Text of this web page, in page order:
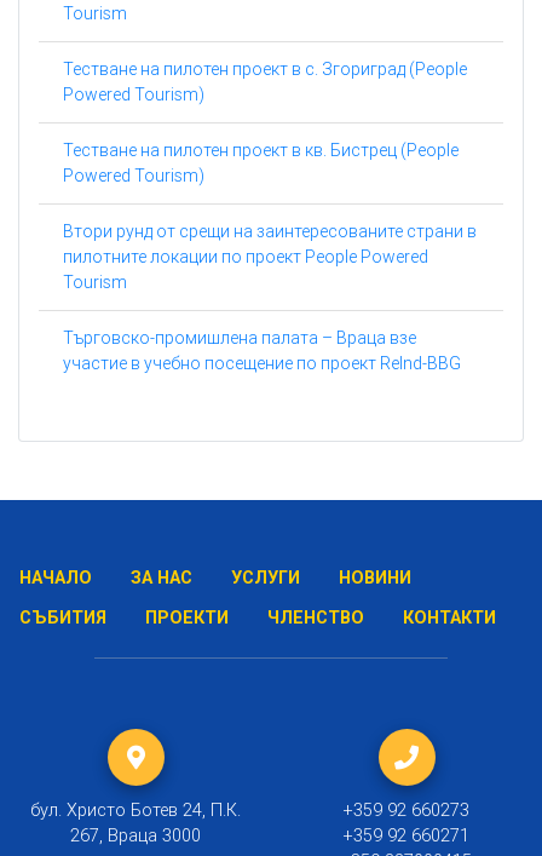
Tourism
Тестване на пилотен проект в с. Згориград (People
Powered Tourism)
Тестване на пилотен проект в кв. Бистрец (People
Powered Tourism)
Втори рунд от срещи на заинтересованите страни в
пилотните локации по проект People Powered
Tourism
Търговско-промишлена палата – Враца взе
участие в учебно посещение по проект ReInd-BBG
НАЧАЛО ЗА НАС УСЛУГИ
НОВИНИ
СЪБИТИЯ
ПРОЕКТИ ЧЛЕНСТВО КОНТАКТИ
бул. Христо Ботев 24, П.К.
267, Враца 3000
+359 92 660273
+359 92 660271